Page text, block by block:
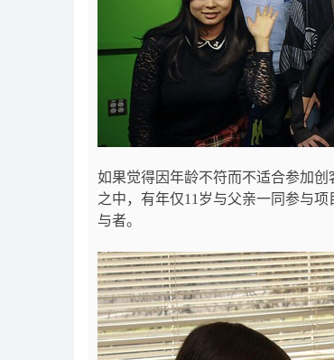
如果觉得因年龄不符而不适合参加
之中，有年仅11岁与父亲一同参与
与者。